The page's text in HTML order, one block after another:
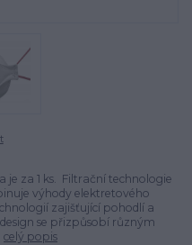
je za 1 ks. Filtrační technologie
výhody elektretového
zajišťující pohodlí a
se přizpůsobí různým
celý popis